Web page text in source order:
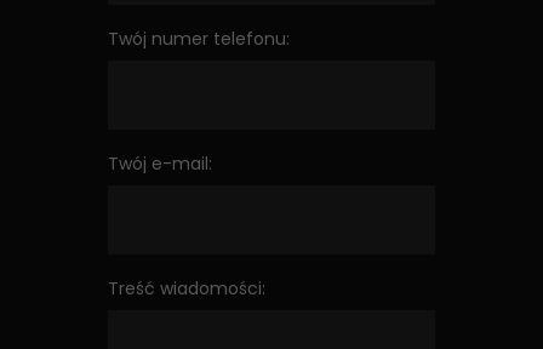
Twój numer telefonu:
Twój e-mail:
Treść wiadomości: